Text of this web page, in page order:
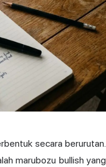
secara berurutan.
marubozu bullish yang